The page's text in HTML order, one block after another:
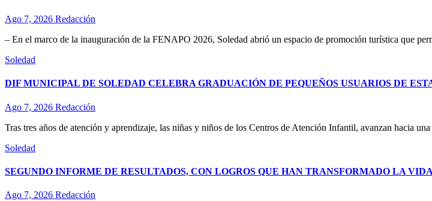
Ago 7, 2026 Redacción
– En el marco de la inauguración de la FENAPO 2026, Soledad abrió un espacio de promoción turística que
Soledad
DIF MUNICIPAL DE SOLEDAD CELEBRA GRADUACIÓN DE PEQUEÑOS USUARIOS DE
Ago 7, 2026 Redacción
Tras tres años de atención y aprendizaje, las niñas y niños de los Centros de Atención Infantil, avanzan hacia
Soledad
SEGUNDO INFORME DE RESULTADOS, CON LOGROS QUE HAN TRANSFORMADO LA
Ago 7, 2026 Redacción